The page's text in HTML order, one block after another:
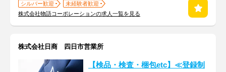
シルバー歓迎
未経験者歓迎
株式会社物語コーポレーションの求人一覧を見る
株式会社日商 四日市営業所
【検品・検査・梱包etc】≪登録制